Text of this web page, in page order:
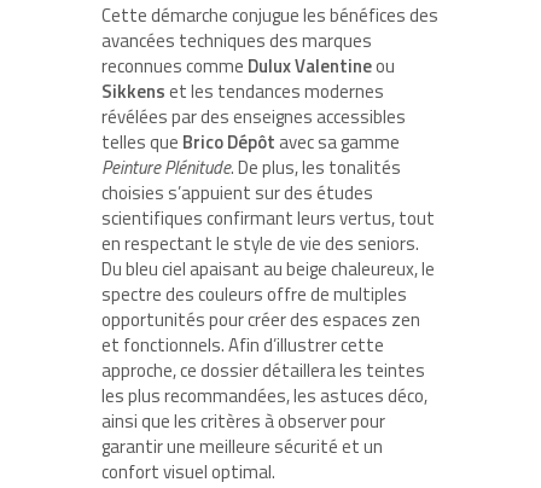
Cette démarche conjugue les bénéfices des
avancées techniques des marques
reconnues comme Dulux Valentineou
Sikkenset les tendances modernes
révélées par des enseignes accessibles
telles que Brico Dépôt avec sa gamme
Peinture Plénitude. De plus, les tonalités
choisies s’appuient sur des études
scientifiques confirmant leurs vertus, tout
en respectant le style de vie des seniors.
Du bleu ciel apaisant au beige chaleureux, le
spectre des couleurs offre de multiples
opportunités pour créer des espaces zen
et fonctionnels. Afin d’illustrer cette
approche, ce dossier détaillera les teintes
les plus recommandées, les astuces déco,
ainsi que les critères à observer pour
garantir une meilleure sécurité et un
confort visuel optimal.